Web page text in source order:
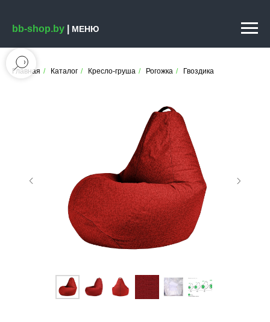
bb-shop.by МЕНЮ
Главная / Каталог / Кресло-груша / Рогожка / Гвоздика